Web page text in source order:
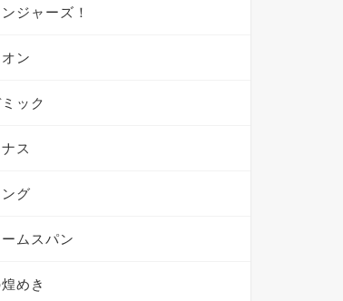
ジャーズ！
ン
ック
ス
グ
ムスパン
めき